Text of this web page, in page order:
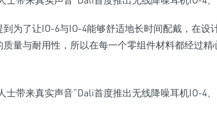
为了让IO-6与IO-4能够舒适地长时间配戴，在设
量与耐用性，所以在每一个零组件材料都经过精